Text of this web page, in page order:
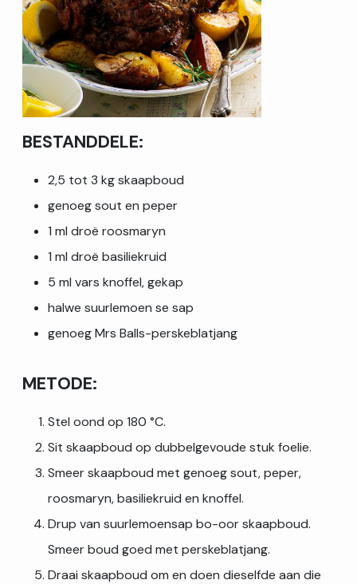
BESTANDDELE:
2,5 tot 3 kg skaapboud
genoeg sout en peper
1 ml droë roosmaryn
1 ml droë basiliekruid
5 ml vars knoffel, gekap
halwe suurlemoen se sap
genoeg Mrs Balls-perskeblatjang
METODE:
Stel oond op 180 °C.
Sit skaapboud op dubbelgevoude stuk foelie.
Smeer skaapboud met genoeg sout, peper,
roosmaryn, basiliekruid en knoffel.
Drup van suurlemoensap bo-oor skaapboud.
Smeer boud goed met perskeblatjang.
Draai skaapboud om en doen dieselfde aan die